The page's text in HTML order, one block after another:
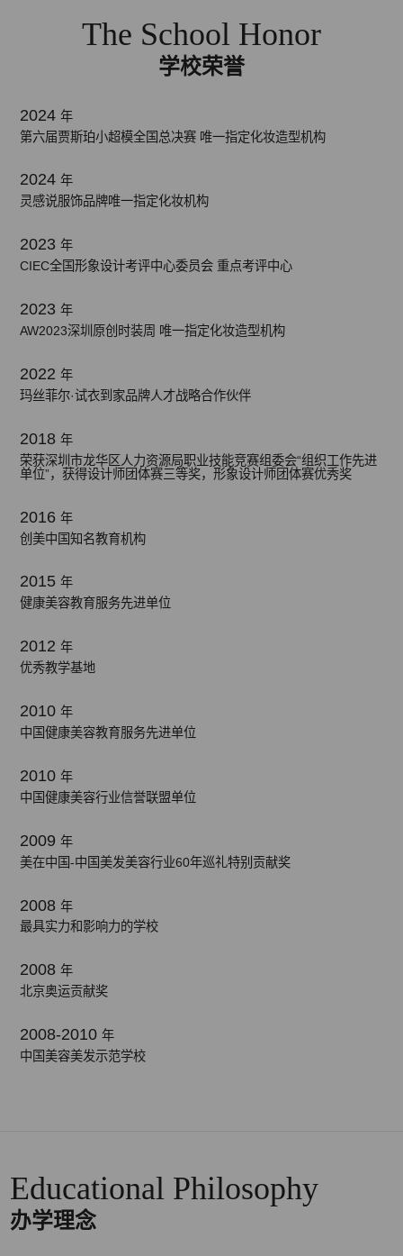
The School Honor
学校荣誉
2024年
第六届贾斯珀小超模全国总决赛 唯一指定化妆造型机构
2024年
灵感说服饰品牌唯一指定化妆机构
2023年
CIEC全国形象设计考评中心委员会 重点考评中心
2023年
AW2023深圳原创时装周 唯一指定化妆造型机构
2022年
玛丝菲尔·试衣到家品牌人才战略合作伙伴
2018年
荣获深圳市龙华区人力资源局职业技能竞赛组委会“组织工作先进
单位”，获得设计师团体赛三等奖，形象设计师团体赛优秀奖
2016年
创美中国知名教育机构
2015年
健康美容教育服务先进单位
2012年
优秀教学基地
2010年
中国健康美容教育服务先进单位
2010年
中国健康美容行业信誉联盟单位
2009年
美在中国-中国美发美容行业60年巡礼特别贡献奖
2008年
最具实力和影响力的学校
2008年
北京奥运贡献奖
2008-2010年
中国美容美发示范学校
Educational Philosophy
办学理念